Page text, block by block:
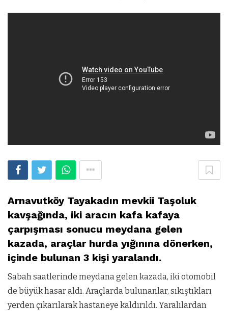
Arnavutköy Tayakadın mevkii Taşoluk
kavşağında, iki aracın kafa kafaya
çarpışması sonucu meydana gelen
kazada, araçlar hurda yığınına dönerken,
içinde bulunan 3 kişi yaralandı.
Sabah saatlerinde meydana gelen kazada, iki otomobil
de büyük hasar aldı. Araçlarda bulunanlar, sıkıştıkları
yerden çıkarılarak hastaneye kaldırıldı. Yaralılardan